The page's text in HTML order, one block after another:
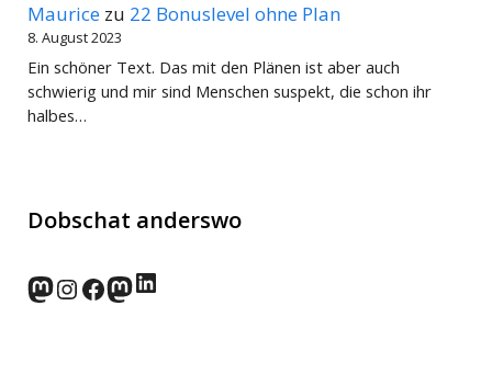
Maurice zu 22 Bonuslevel ohne Plan
8. August 2023
Ein schöner Text. Das mit den Plänen ist aber auch
schwierig und mir sind Menschen suspekt, die schon ihr
halbes…
Dobschat anderswo
norden.social
Instagram
Facebook
wp-punks.social
LinkedIn